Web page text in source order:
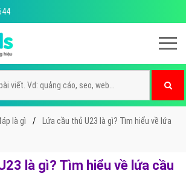
là gì
Lứa cầu thủ U23 là gì? Tìm hiểu về lứa
là gì? Tìm hiểu về lứa cầu